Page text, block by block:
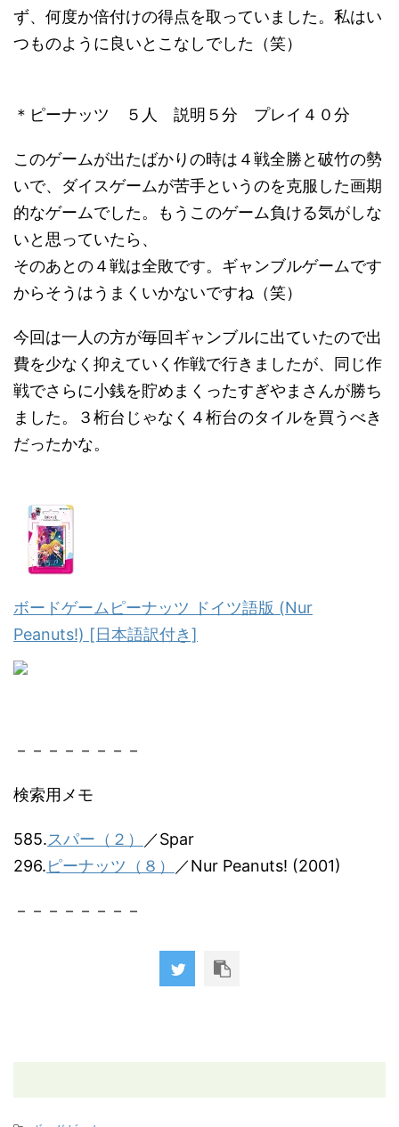
ず、何度か倍付けの得点を取っていました。私はい
つものように良いとこなしでした（笑）
＊ピーナッツ ５人 説明５分 プレイ４０分
このゲームが出たばかりの時は４戦全勝と破竹の勢
いで、ダイスゲームが苦手というのを克服した画期
的なゲームでした。もうこのゲーム負ける気がしな
いと思っていたら、
そのあとの４戦は全敗です。ギャンブルゲームです
からそうはうまくいかないですね（笑）
今回は一人の方が毎回ギャンブルに出ていたので出
費を少なく抑えていく作戦で行きましたが、同じ作
戦でさらに小銭を貯めまくったすぎやまさんが勝ち
ました。３桁台じゃなく４桁台のタイルを買うべき
だったかな。
ボードゲームピーナッツ ドイツ語版 (Nur
Peanuts!) [日本語訳付き]
－－－－－－－－
検索用メモ
585.スパー（２）
／Spar
296.ピーナッツ（８） ／Nur Peanuts! (2001)
－－－－－－－－